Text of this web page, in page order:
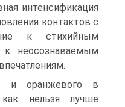
интенсификация
контактов с
к стихийным
к неосознаваемым
и оранжевого в
нельзя лучше